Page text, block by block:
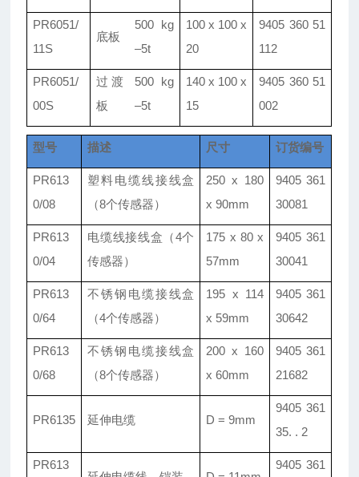
PR6051/
11S
底板
500 kg
–5t
100 x 100 x
20
9405 360 51
112
PR6051/
00S
过渡
板
500 kg
–5t
140 x 100 x
15
9405 360 51
002
型号 描述 尺寸 订货编号
PR613
0/08
塑料电缆线接线盒
（8个传感器）
250 x 180
x 90mm
9405 361
30081
PR613
0/04
电缆线接线盒 （4个
传感器）
175 x 80 x
57mm
9405 361
30041
PR613
0/64
不锈钢电缆接线盒
（4个传感器）
195 x 114
x 59mm
9405 361
30642
PR613
0/68
不锈钢电缆接线盒
（8个传感器）
200 x 160
x 60mm
9405 361
21682
PR6135 延伸电缆 D = 9mm
9405 361
35. . 2
PR613
9405 361